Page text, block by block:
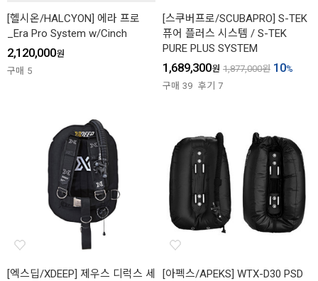
[헬시온/HALCYON] 에라 프로
_Era Pro System w/Cinch
2,120,000원
구매 5
[스쿠버프로/SCUBAPRO] S-TEK
퓨어 플러스 시스템 / S-TEK
PURE PLUS SYSTEM
1,689,300원 1,877,000원 10%
구매 39 후기 7
[엑스딥/XDEEP] 제우스 디럭스 세
[아펙스/APEKS] WTX-D30 PSD